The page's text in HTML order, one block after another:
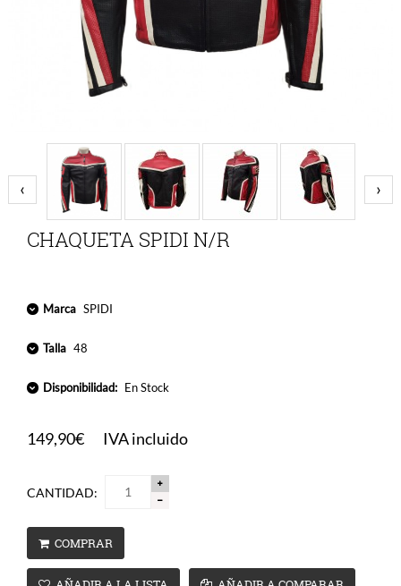
‹ ›
CHAQUETA SPIDI N/R
Marca SPIDI
Talla 48
Disponibilidad: En Stock
149,90€ IVA incluido
CANTIDAD:
COMPRAR